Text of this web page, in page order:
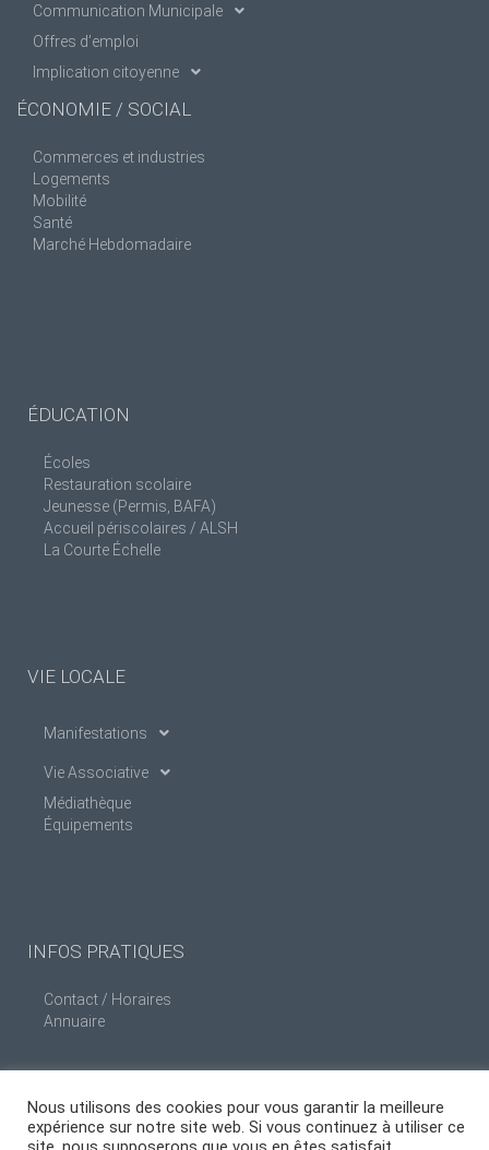
Communication Municipale
Offres d’emploi
Implication citoyenne
ÉCONOMIE / SOCIAL
Commerces et industries
Logements
Mobilité
Santé
Marché Hebdomadaire
ÉDUCATION
Écoles
Restauration scolaire
Jeunesse (Permis, BAFA)
Accueil périscolaires / ALSH
La Courte Échelle
VIE LOCALE
Manifestations
Vie Associative
Médiathèque
Équipements
INFOS PRATIQUES
Contact / Horaires
Annuaire
Nous utilisons des cookies pour vous garantir la meilleure
expérience sur notre site web. Si vous continuez à utiliser ce